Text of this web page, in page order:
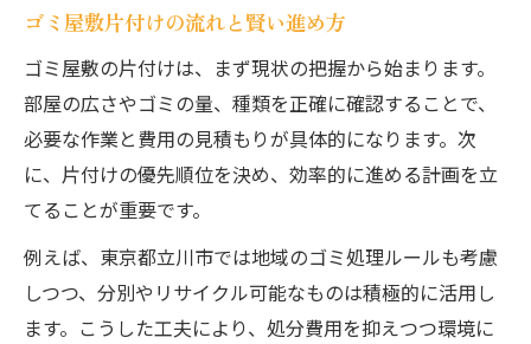
不要品回収でゴミ屋敷費用を減らす方法
ゴミ屋敷費用の安くなるタイミング解説
こんな時どうする？立川市のゴミ屋敷相談術
ゴミ屋敷で悩んだらまず相談すべき理由
立川市で信頼されるゴミ屋敷対応先とは
無料相談ができるゴミ屋敷業者の活用術
急ぎのゴミ屋敷片付け相談方法まとめ
ゴミ屋敷片付けの流れと賢い進め方
ゴミ屋敷の片付けは、まず現状の把握から始まります。
部屋の広さやゴミの量、種類を正確に確認することで、
必要な作業と費用の見積もりが具体的になります。次
に、片付けの優先順位を決め、効率的に進める計画を立
てることが重要です。
例えば、東京都立川市では地域のゴミ処理ルールも考慮
しつつ、分別やリサイクル可能なものは積極的に活用し
ます。こうした工夫により、処分費用を抑えつつ環境に